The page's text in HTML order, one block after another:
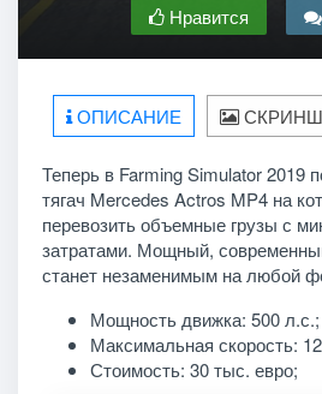
Нравится
ОПИСАНИЕ
Теперь в Farming Simulator 2019
тягач Mercedes Actros MP4 на
перевозить объемные грузы с
затратами. Мощный,
станет незаменимым на любой
Мощность движка: 500 л.с.;
Максимальная скорость:
Стоимость: 30 тыс. евро;